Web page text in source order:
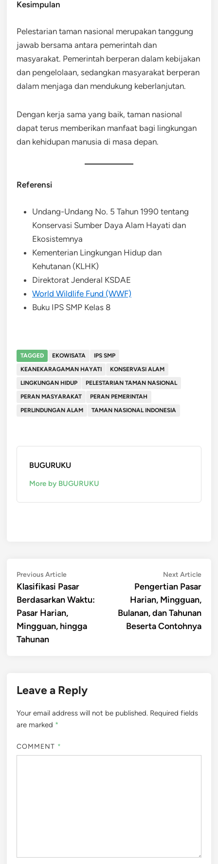
Kesimpulan
Pelestarian taman nasional merupakan tanggung
jawab bersama antara pemerintah dan
masyarakat. Pemerintah berperan dalam kebijakan
dan pengelolaan, sedangkan masyarakat berperan
dalam menjaga dan mendukung keberlanjutan.
Dengan kerja sama yang baik, taman nasional
dapat terus memberikan manfaat bagi lingkungan
dan kehidupan manusia di masa depan.
Referensi
Undang-Undang No. 5 Tahun 1990 tentang
Konservasi Sumber Daya Alam Hayati dan
Ekosistemnya
Kementerian Lingkungan Hidup dan
Kehutanan (KLHK)
Direktorat Jenderal KSDAE
World Wildlife Fund (WWF)
Buku IPS SMP Kelas 8
TAGGED EKOWISATA
IPS SMP
KEANEKARAGAMAN HAYATI
KONSERVASI ALAM
LINGKUNGAN HIDUP
PELESTARIAN TAMAN NASIONAL
PERAN MASYARAKAT
PERAN PEMERINTAH
PERLINDUNGAN ALAM
TAMAN NASIONAL INDONESIA
BUGURUKU
More by BUGURUKU
Post
navigation
Previous ArticlePrevious
article:
Klasifikasi Pasar
Berdasarkan Waktu:
Pasar Harian,
Mingguan, hingga
Tahunan
Next ArticleNext
Pengertian Pasar
Harian, Mingguan,
Bulanan, dan Tahunan
Beserta Contohnya
Leave a Reply
Your email address will not be published. Required fields
are marked *
COMMENT *